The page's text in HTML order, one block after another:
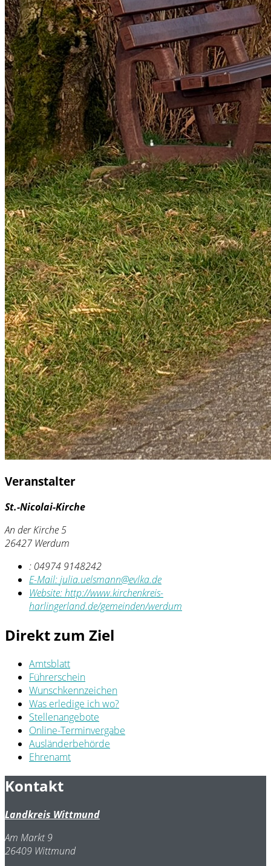
Veranstalter
St.-Nicolai-Kirche
An der Kirche 5
26427 Werdum
: 04974 9148242
E-Mail:julia.uelsmann@evlka.de
Website:http://www.kirchenkreis-
harlingerland.de/gemeinden/werdum
Direkt zum Ziel
Amtsblatt
Führerschein
Wunschkennzeichen
Was erledige ich wo?
Stellenangebote
Online-Terminvergabe
Ausländerbehörde
Ehrenamt
Kontakt
Landkreis Wittmund
Am Markt 9
26409 Wittmund